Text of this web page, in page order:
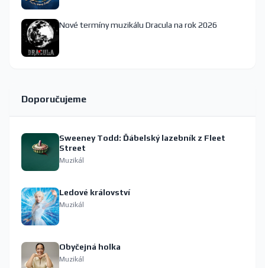
Nové termíny muzikálu Dracula na rok 2026
Doporučujeme
Sweeney Todd: Ďábelský lazebník z Fleet
Street
Muzikál
Ledové království
Muzikál
Obyčejná holka
Muzikál